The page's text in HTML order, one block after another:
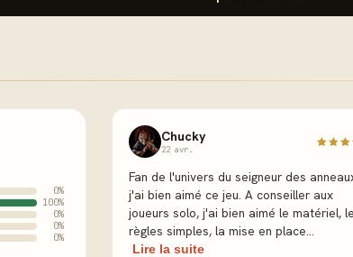
0%
100%
0%
0%
0%
Chucky
22 avr.
Fan de l'univers du seigneur des
j'ai bien aimé ce jeu. A conseiller aux
joueurs solo, j'ai bien aimé le matériel,
règles simples, la mise en place...
Lire la suite